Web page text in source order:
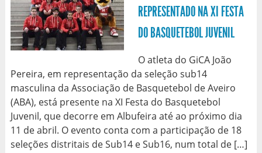
REPRESENTADO NA XI FESTA
DO BASQUETEBOL JUVENIL
O atleta do GiCA João
Pereira, em representação da seleção sub14
masculina da Associação de Basquetebol de Aveiro
(ABA), está presente na XI Festa do Basquetebol
Juvenil, que decorre em Albufeira até ao próximo dia
11 de abril. O evento conta com a participação de 18
seleções distritais de Sub14 e Sub16, num total de […]